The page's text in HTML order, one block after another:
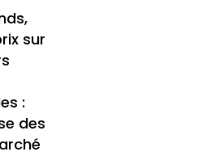
sur
:
des